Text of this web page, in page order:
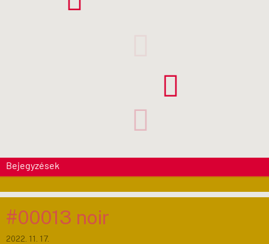
Bejegyzések
#00013 noir
2022. 11. 17.